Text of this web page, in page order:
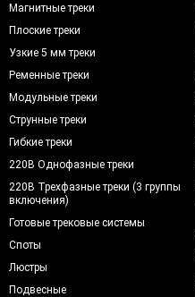
Магнитные треки
Плоские треки
Узкие 5 мм треки
Ременные треки
Модульные треки
Струнные треки
Гибкие треки
220В Однофазные треки
220В Трехфазные треки (3 группы
включения)
Готовые трековые системы
Споты
Люстры
Подвесные